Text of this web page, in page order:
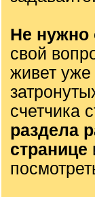
Не нужно
свой
живет уже
счетчика
раздела
странице